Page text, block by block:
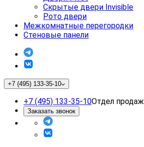
Скрытые двери Invisible
Рото двери
Межкомнатные перегородки
Стеновые панели
+7 (495) 133-35-10
+7 (495) 133-35-10Отдел продаж
Заказать звонок